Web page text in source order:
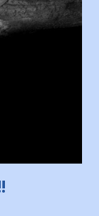
kız çocuğu
bakıyor.
4
– 1975
girdiği